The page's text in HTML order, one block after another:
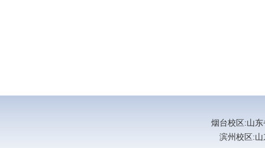
烟台校区:山东
滨州校区:山